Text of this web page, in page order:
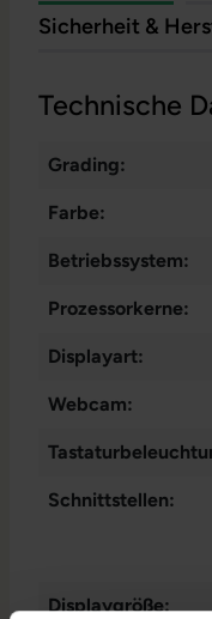
Sicherheit &
Technische
Grading:
Farbe:
Betriebssystem:
Prozessorkerne:
Displayart:
Webcam:
Schnittstellen:
Displaygröße: